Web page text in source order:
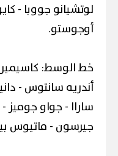
لوتشيانو جووبا -
أوجوستو.
خط الوسط:
أندريه سانتوس -
ساراا - جواو جوميز -
جيرسون - ماتيوس